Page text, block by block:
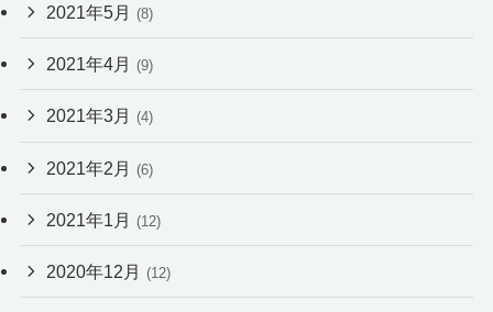
2021年5月 (8)
2021年4月 (9)
2021年3月 (4)
2021年2月 (6)
2021年1月 (12)
2020年12月 (12)